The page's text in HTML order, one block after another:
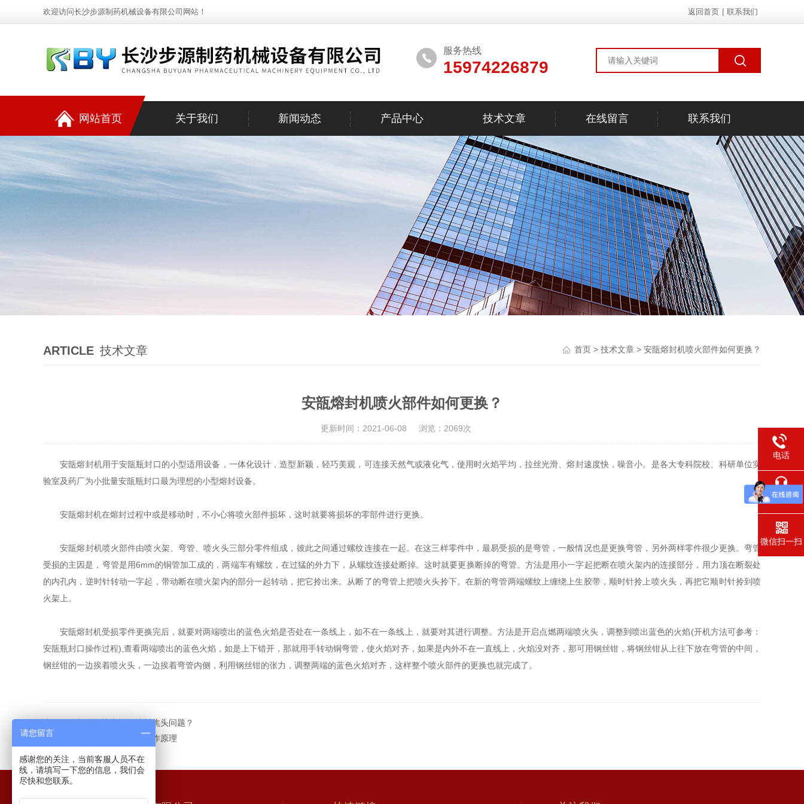
欢迎访问长沙步源制药机械设备有限公司网站！ 返回首页 联系我们
服务热线
15974226879
网站首页 关于我们 新闻动态 产品中心 技术文章 在线留言 联系我们
ARTICLE 技术文章 首页 > 技术文章 > 安瓿熔封机喷火部件如何更换？
安瓿熔封机喷火部件如何更换？
更新时间：2021-06-08 浏览：2069次
安瓿熔封机用于安瓿瓶封口的小型适用设备，一体化设计，造型新颖，轻巧美观，可连接天然气或液化气，使用时火焰平均，拉丝光滑、熔封速度快，噪音小。是各大专科院校、科研单位实
验室及药厂为小批量安瓿瓶封口最为理想的小型熔封设备。
安瓿熔封机在熔封过程中或是移动时，不小心将喷火部件损坏，这时就要将损坏的零部件进行更换。
安瓿熔封机喷火部件由喷火架、弯管、喷火头三部分零件组成，彼此之间通过螺纹连接在一起。在这三样零件中，最易受损的是弯管，一般情况也是更换弯管，另外两样零件很少更换。弯管
受损的主因是，弯管是用6mm的铜管加工成的，两端车有螺纹，在过猛的外力下，从螺纹连接处断掉。这时就要更换断掉的弯管。方法是用小一字起把断在喷火架内的连接部分，用力顶在断裂处
的内孔内，逆时针转动一字起，带动断在喷火架内的部分一起转动，把它拎出来。从断了的弯管上把喷火头拎下。在新的弯管两端螺纹上缠绕上生胶带，顺时针拎上喷火头，再把它顺时针拎到喷
火架上。
安瓿熔封机受损零件更换完后，就要对两端喷出的蓝色火焰是否处在一条线上，如不在一条线上，就要对其进行调整。方法是开启点燃两端喷火头，调整到喷出蓝色的火焰(开机方法可参考：
安瓿瓶封口操作过程),查看两端喷出的蓝色火焰，如是上下错开，那就用手转动铜弯管，使火焰对齐，如果是内外不在一直线上，火焰没对齐，那可用钢丝钳，将钢丝钳从上往下放在弯管的中间，
钢丝钳的一边挨着喷火头，一边挨着弯管内侧，利用钢丝钳的张力，调整两端的蓝色火焰对齐，这样整个喷火部件的更换也就完成了。
怎么解决安瓿瓶熔封焦头问题？
下一篇：
口服液灌装轧盖机工作原理
电话
在线交流
微信扫一扫
请您留言
感谢您的关注，当前客服人员不在
线，请填写一下您的信息，我们会
尽快和您联系。